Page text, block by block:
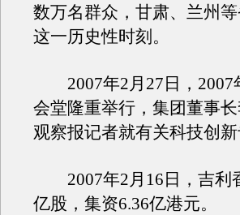
数万名群众，甘肃、兰州
这一历史性时刻。
2007年2月27日，2007
会堂隆重举行，集团董事
观察报记者就有关科技创新
2007年2月16日，吉利
亿股，集资6.36亿港元。